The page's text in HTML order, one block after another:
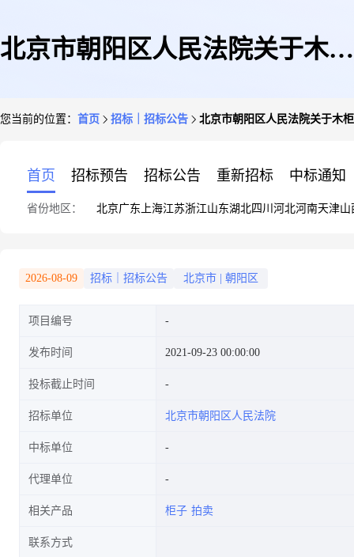
北京市朝阳区人民法院关于木柜
您当前的位置： 首页 招标｜招标公告 北京市朝阳区人民法院关于木
首页 招标预告 招标公告 重新招标 中标通知
省份地区： 北京广东 上海江苏浙江山东湖北四川 河北河南天津山
2026-08-09 招标｜招标公告 北京市 朝阳区
项目编号
发布时间 2021-09-23 00:00:00
投标截止时间
招标单位 北京市朝阳区人民法院
中标单位
代理单位
相关产品 柜子 拍卖
联系方式